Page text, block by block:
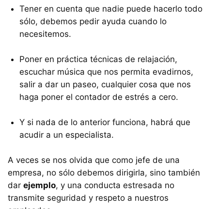
Tener en cuenta que nadie puede hacerlo todo
sólo, debemos pedir ayuda cuando lo
necesitemos.
Poner en práctica técnicas de relajación,
escuchar música que nos permita evadirnos,
salir a dar un paseo, cualquier cosa que nos
haga poner el contador de estrés a cero.
Y si nada de lo anterior funciona, habrá que
acudir a un especialista.
A veces se nos olvida que como jefe de una
empresa, no sólo debemos dirigirla, sino también
dar ejemplo, y una conducta estresada no
transmite seguridad y respeto a nuestros